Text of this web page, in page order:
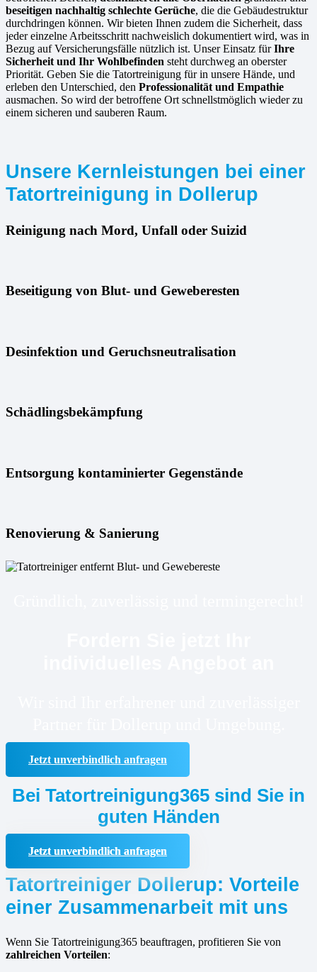
beseitigen nachhaltig schlechte Gerüche, die die Gebäudestruktur
durchdringen können. Wir bieten Ihnen zudem die Sicherheit, dass
jeder einzelne Arbeitsschritt nachweislich dokumentiert wird, was in
Bezug auf Versicherungsfälle nützlich ist. Unser Einsatz fürIhre
Sicherheit und Ihr Wohlbefinden steht durchweg an oberster
Priorität. Geben Sie die Tatortreinigung für in unsere Hände, und
erleben den Unterschied, den Professionalität und Empathie
ausmachen. So wird der betroffene Ort schnellstmöglich wieder zu
einem sicheren und sauberen Raum.
Unsere Kernleistungen bei einer
Tatortreinigung in Dollerup
Reinigung nach Mord, Unfall oder Suizid
Beseitigung von Blut- und Geweberesten
Desinfektion und Geruchsneutralisation
Schädlingsbekämpfung
Entsorgung kontaminierter Gegenstände
Renovierung & Sanierung
Jetzt unverbindlich anfragen
Bei Tatortreinigung365 sind Sie in
guten Händen
Jetzt unverbindlich anfragen
Tatortreiniger Dollerup: Vorteile
einer Zusammenarbeit mit uns
Wenn Sie Tatortreinigung365 beauftragen, profitieren Sie von
zahlreichen Vorteilen: